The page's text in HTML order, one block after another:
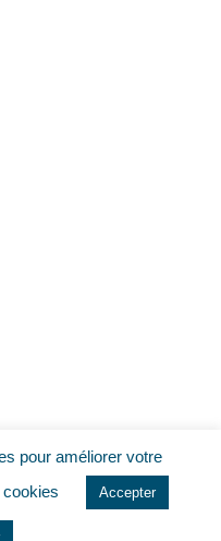
pour améliorer votre
Accepter